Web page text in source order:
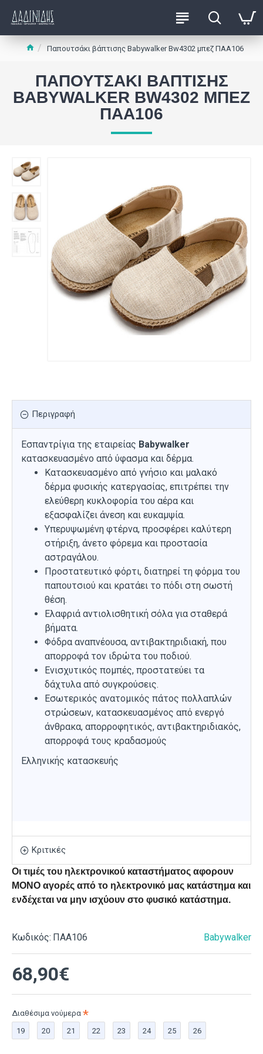
Παπουτσάκι βάπτισης Babywalker Bw4302 μπεζ ΠΑΑ106
ΠΑΠΟΥΤΣΆΚΙ ΒΆΠΤΙΣΗΣ
BABYWALKER BW4302 ΜΠΕΖ
ΠΑΑ106
Περιγραφή
Εσπαντρίγια της εταιρείας Babywalker
κατασκευασμένο από ύφασμα και δέρμα.
Κατασκευασμένο από γνήσιο και μαλακό
δέρμα φυσικής κατεργασίας, επιτρέπει την
ελεύθερη κυκλοφορία του αέρα και
εξασφαλίζει άνεση και ευκαμψία.
Υπερυψωμένη φτέρνα, προσφέρει καλύτερη
στήριξη, άνετο φόρεμα και προστασία
αστραγάλου.
Προστατευτικό φόρτι, διατηρεί τη φόρμα του
παπουτσιού και κρατάει το πόδι στη σωστή
θέση.
Ελαφριά αντιολισθητική σόλα για σταθερά
βήματα.
Φόδρα αναπνέουσα, αντιβακτηριδιακή, που
απορροφά τον ιδρώτα του ποδιού.
Ενισχυτικός πομπές, προστατεύει τα
δάχτυλα από συγκρούσεις.
Εσωτερικός ανατομικός πάτος πολλαπλών
στρώσεων, κατασκευασμένος από ενεργό
άνθρακα, απορροφητικός, αντιβακτηριδιακός,
απορροφά τους κραδασμούς
Ελληνικής κατασκευής
Κριτικές
Οι τιμές του ηλεκτρονικού καταστήματος αφορουν
ΜΟΝΟ αγορές από το ηλεκτρονικό μας κατάστημα και
ενδέχεται να μην ισχύουν στο φυσικό κατάστημα.
Κωδικός: ΠΑΑ106 Babywalker
68,90€
Διαθέσιμα νούμερα
19
20 21 22 23 24 25 26